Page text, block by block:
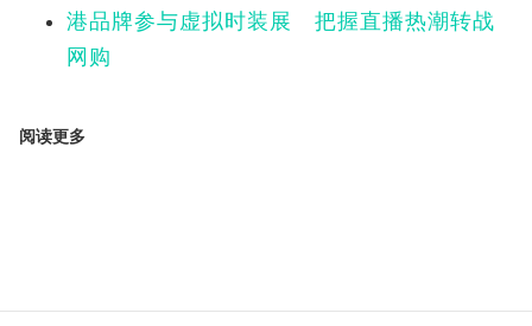
港品牌参与虚拟时装展 把握直播热潮转战
网购
阅读更多